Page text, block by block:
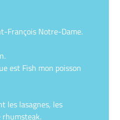
François Notre-Dame.
est Fish mon poisson
les lasagnes, les